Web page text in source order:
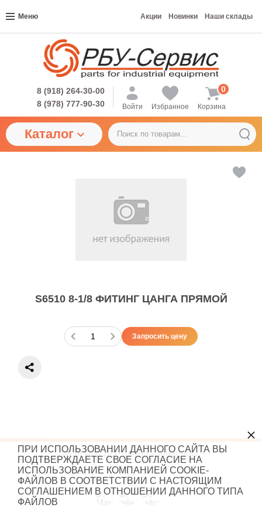
Меню Акции Новинки Наши склады
8 (918) 264-30-00
8 (978) 777-90-30
Войти Избранное Корзина
0
Каталог
S6510 8-1/8 ФИТИНГ ЦАНГА ПРЯМОЙ
Запросить цену
2026 год. Все права защищены.
ПРИ ИСПОЛЬЗОВАНИИ ДАННОГО САЙТА ВЫ
ПОДТВЕРЖДАЕТЕ СВОЕ СОГЛАСИЕ НА
ИСПОЛЬЗОВАНИЕ КОМПАНИЕЙ COOKIE-
ФАЙЛОВ В СООТВЕТСТВИИ С НАСТОЯЩИМ
СОГЛАШЕНИЕМ В ОТНОШЕНИИ ДАННОГО ТИПА
ФАЙЛОВ
×